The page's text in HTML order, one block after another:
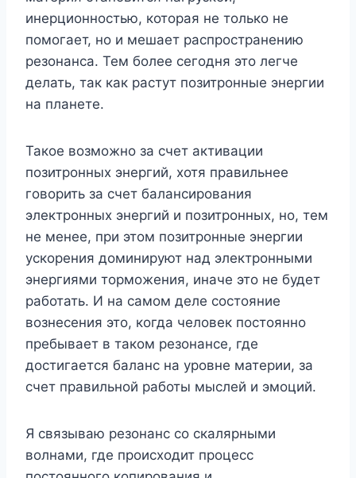
инерционностью, которая не только не
помогает, но и мешает распространению
резонанса. Тем более сегодня это легче
делать, так как растут позитронные энергии
на планете.
Такое возможно за счет активации
позитронных энергий, хотя правильнее
говорить за счет балансирования
электронных энергий и позитронных, но, тем
не менее, при этом позитронные энергии
ускорения доминируют над электронными
энергиями торможения, иначе это не будет
работать. И на самом деле состояние
вознесения это, когда человек постоянно
пребывает в таком резонансе, где
достигается баланс на уровне материи, за
счет правильной работы мыслей и эмоций.
Я связываю резонанс со скалярными
волнами, где происходит процесс